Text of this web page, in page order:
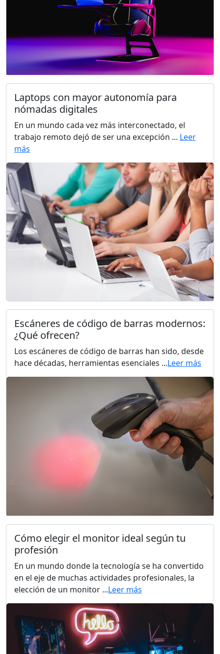
Laptops con mayor autonomía para
nómadas digitales
En un mundo cada vez más interconectado, el
trabajo remoto dejó de ser una excepción ... Leer
más
Escáneres de código de barras modernos:
¿Qué ofrecen?
Los escáneres de código de barras han sido, desde
hace décadas, herramientas esenciales ...Leer más
Cómo elegir el monitor ideal según tu
profesión
En un mundo donde la tecnología se ha convertido
en el eje de muchas actividades profesionales, la
elección de un monitor ...Leer más